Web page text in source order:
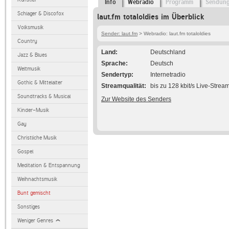
Schlager & Discofox
Volksmusik
Country
Jazz & Blues
Weltmusik
Gothic & Mittelalter
Soundtracks & Musical
Kinder-Musik
Gay
Christliche Musik
Gospel
Meditation & Entspannung
Weihnachtsmusik
Bunt gemischt
Sonstiges
Weniger Genres
Info Webradio Programm
laut.fm totaloldies im Überblick
Sender: laut.fm > Webradio: laut.fm totaloldies
Land
Deutschland
Sprache
Deutsch
Sendertyp
Internetradio
Streamqualität
bis zu 128 kbit/s Live-
Zur Website des Senders